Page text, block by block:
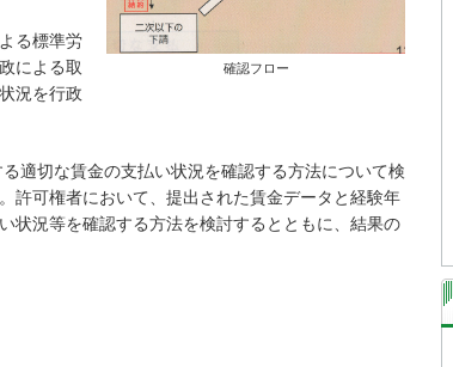
確認フロー
る標準労
による取
況を行政
適切な賃金の支払い状況を確認する方法について検
許可権者において、提出された賃金データと経験年
状況等を確認する方法を検討するとともに、結果の